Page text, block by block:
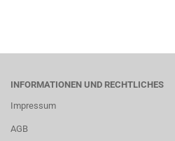
INFORMATIONEN UND RECHTLICHES
Impressum
AGB